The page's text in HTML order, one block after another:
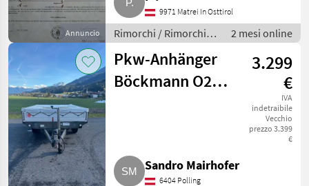
Annuncio
9971 Matrei In Osttirol
Rimorchi / Rimorchi
per auto
2 mesi online
Pkw-Anhänger
Böckmann O2
Zentralachsenanhänger
3.299
€
IVA
indetraibile
Vecchio
prezzo 3.399
€
Sandro Mairhofer
6404 Polling